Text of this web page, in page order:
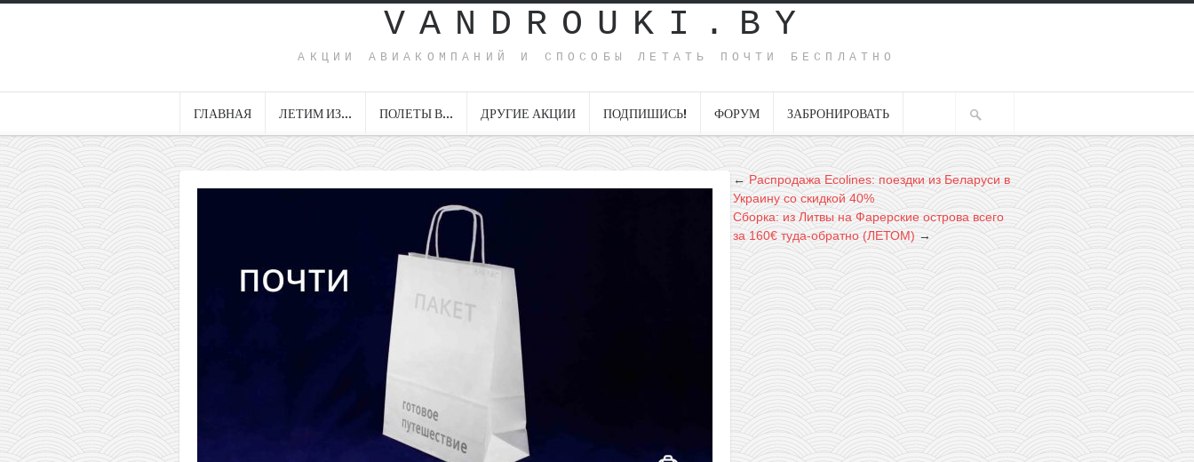
VANDROUKI.BY
АКЦИИ АВИАКОМПАНИЙ И СПОСОБЫ ЛЕТАТЬ ПОЧТИ БЕСПЛАТНО
ГЛАВНАЯ ЛЕТИМ ИЗ… ПОЛЕТЫ В… ДРУГИЕ АКЦИИ ПОДПИШИСЬ! ФОРУМ ЗАБРОНИРОВАТЬ
←Распродажа Ecolines: поездки из Беларуси в
Украину со скидкой 40%
Сборка: из Литвы на Фарерские острова всего
за 160€ туда-обратно (ЛЕТОМ) →